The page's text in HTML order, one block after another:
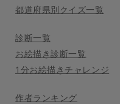
都道府県別クイズ一覧
診断一覧
お絵描き診断一覧
1分お絵描きチャレンジ
作者ランキング